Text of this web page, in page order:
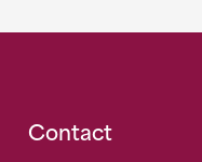
Fusszeile
Contact